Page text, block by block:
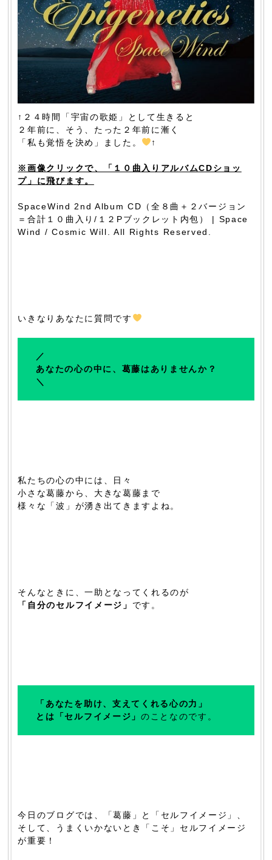
↑２４時間「宇宙の歌姫」として生きると
２年前に、そう、たった２年前に漸く
「私も覚悟を決め」ました。
↑
※画像クリックで、「１０曲入りアルバムCDショッ
プ」に飛びます。
SpaceWind 2nd Album CD（全８曲＋２バージョン
＝合計１０曲入り/１２Pブックレット内包） | Space
Wind / Cosmic Will. All Rights Reserved.
いきなりあなたに質問です
／
あなたの心の中に、葛藤はありませんか？
＼
私たちの心の中には、日々
小さな葛藤から、大きな葛藤まで
様々な「波」が湧き出てきますよね。
そんなときに、一助となってくれるのが
「自分のセルフイメージ」 です。
「あなたを助け、支えてくれる心の力」
とは「セルフイメージ」 のことなのです。
今日のブログでは、「葛藤」と「セルフイメージ」、
そして、うまくいかないとき「こそ」セルフイメージ
が重要！